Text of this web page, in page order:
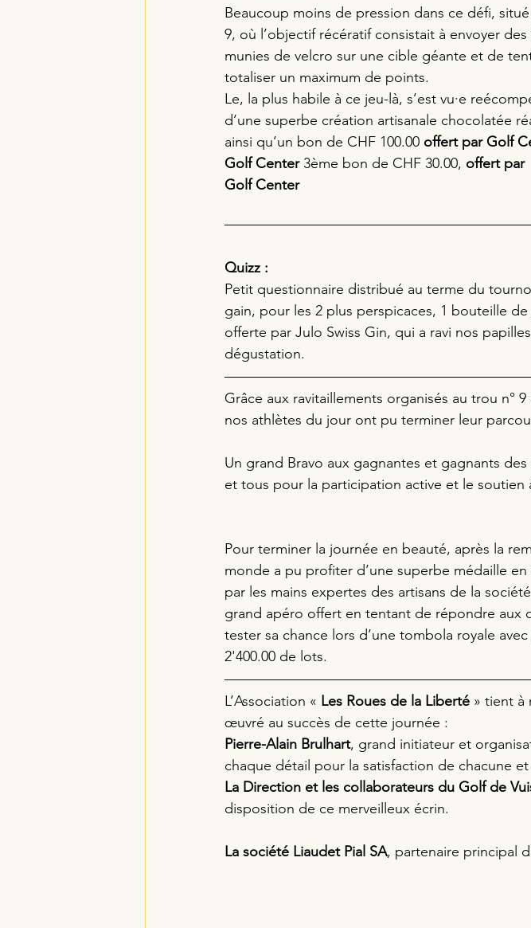
Beaucoup moins de pression dans ce défi,
9, où l’objectif récératif consistait à envoyer des
munies de velcro sur une cible géante et de
totaliser un maximum de points.
Le, la plus habile à ce jeu-là, s’est vu·e
d’une superbe création artisanale chocolatée
ainsi qu’un bon de CHF 100.00 offert par Golf
Golf Center 3ème bon de CHF 30.00, offert par
Golf Center
Quizz :
Petit questionnaire distribué au terme du
gain, pour les 2 plus perspicaces, 1 bouteille
offerte par Julo Swiss Gin, qui a ravi nos
dégustation.
Grâce aux ravitaillements organisés au trou n°
nos athlètes du jour ont pu terminer leur
Un grand Bravo aux gagnantes et gagnants
et tous pour la participation active et le soutien
Pour terminer la journée en beauté, après la
monde a pu profiter d’une superbe médaille
par les mains expertes des artisans de la
grand apéro offert en tentant de répondre aux
tester sa chance lors d’une tombola royale
2'400.00 de lots.
L’Association « Les Roues de la Liberté » tient à
œuvré au succès de cette journée :
Pierre-Alain Brulhart, grand initiateur et
chaque détail pour la satisfaction de chacune et
La Direction et les collaborateurs du Golf de
disposition de ce merveilleux écrin.
La société Liaudet Pial SA, partenaire principal